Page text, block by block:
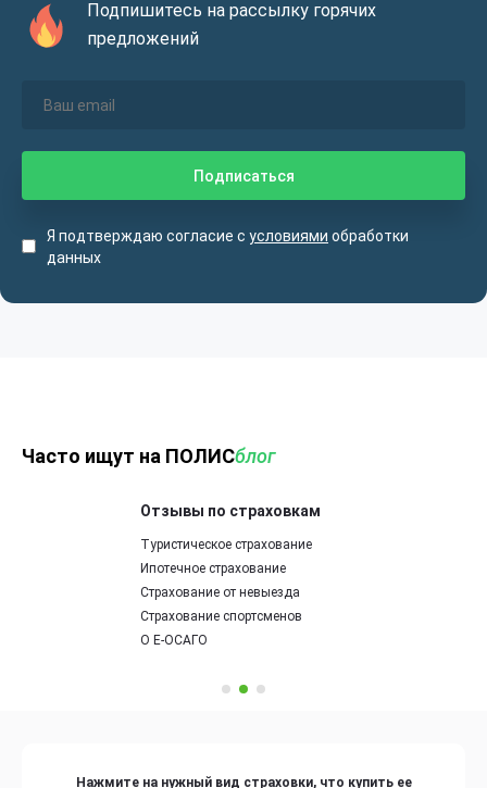
Подпишитесь на рассылку горячих
предложений
Я подтверждаю согласие с условиями обработки
данных
Часто ищут на ПОЛИСблог
Отзывы по страховкам
Туристическое страхование
Ипотечное страхование
Страхование от невыезда
Страхование спортсменов
Нажмите на нужный вид страховки, что купить ее